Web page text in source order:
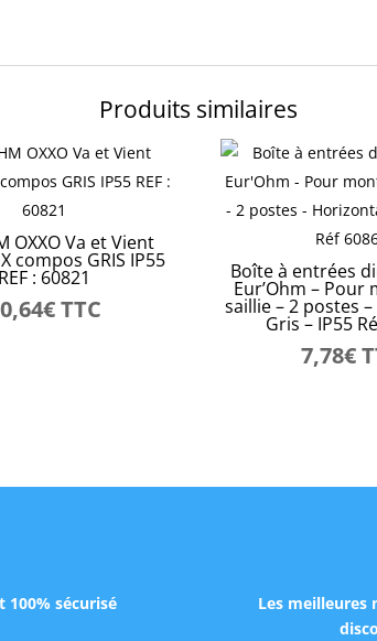
Produits similaires
OXXO Va et Vient
compos GRIS IP55
REF : 60821
€TTC
Boîte à entrées
Eur’Ohm – Pour
saillie – 2 postes
Gris – IP55
7,78€
100% sécurisé
Les meilleures